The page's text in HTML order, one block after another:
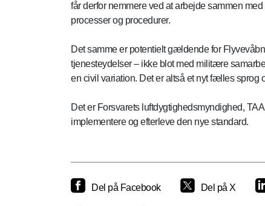
får derfor nemmere ved at arbejde sammen
processer og procedurer.
Det samme er potentielt gældende for
tjenesteydelser – ikke blot med militære
en civil variation. Det er altså et nyt fælles sprog
Det er Forsvarets luftdygtighedsmyndighed,
implementere og efterleve den nye standard.
Del på Facebook Del på X